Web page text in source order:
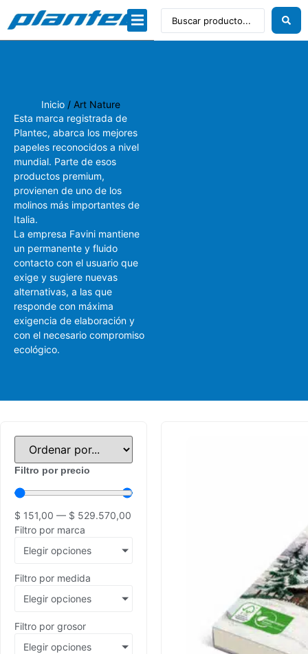
Inicio/ Art Nature
Esta marca registrada de
Plantec, abarca los mejores
papeles reconocidos a nivel
mundial. Parte de esos
productos premium,
provienen de uno de los
molinos más importantes de
Italia.
La empresa Favini mantiene
un permanente y fluido
contacto con el usuario que
exige y sugiere nuevas
alternativas, a las que
responde con máxima
exigencia de elaboración y
con el necesario compromiso
ecológico.
Filtro por precio
$ 151,00 — $ 529.570,00
Filtro por marca
Elegir opciones
Filtro por medida
Elegir opciones
Filtro por grosor
Elegir opciones